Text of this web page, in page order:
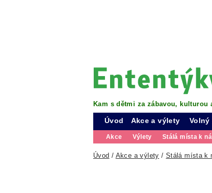
Kam s dětmi za zábavou, kulturou
Úvod Akce a výlety
Akce Výlety Stálá místa k
Volný
Úvod / Akce a výlety / Stálá místa k